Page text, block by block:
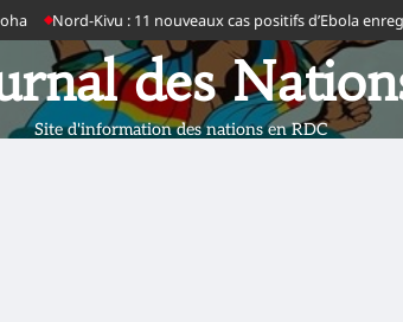
Nord-Kivu : 11 nouveaux cas positifs d’Ebola
des
Site d'information des nations en RDC